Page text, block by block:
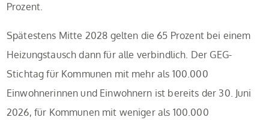
Prozent.
Spätestens Mitte 2028 gelten die 65 Prozent bei einem
Heizungstausch dann für alle verbindlich. Der GEG-
Stichtag für Kommunen mit mehr als 100.000
Einwohnerinnen und Einwohnern ist bereits der 30. Juni
2026, für Kommunen mit weniger als 100.000